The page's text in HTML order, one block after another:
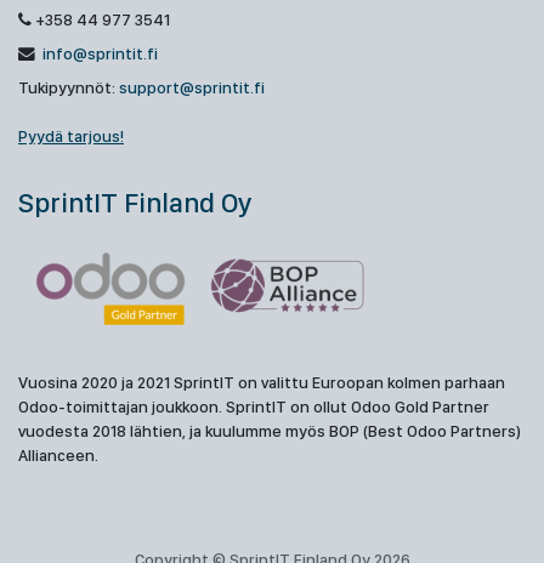
+358 44 977 3541
info@sprintit.fi
Tukipyynnöt: support@sprintit.fi
Pyydä tarjous!
SprintIT Finland Oy
Vuosina 2020 ja 2021 SprintIT on valittu Euroopan kolmen parhaan
Odoo-toimittajan joukkoon. SprintIT on ollut Odoo Gold Partner
vuodesta 2018 lähtien, ja kuulumme myös BOP (Best Odoo Partners)
Allianceen.
Copyright © SprintIT Finland Oy 2026